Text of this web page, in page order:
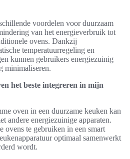
voordelen voor duurzaam
van het energieverbruik tot
ovens. Dankzij
temperatuurregeling en
kunnen gebruikers energiezuinig
minimaliseren.
het beste integreren in mijn
oven in een duurzame keuken kan
andere energiezuinige apparaten.
ovens te gebruiken in een smart
optimaal samenwerkt
wordt.